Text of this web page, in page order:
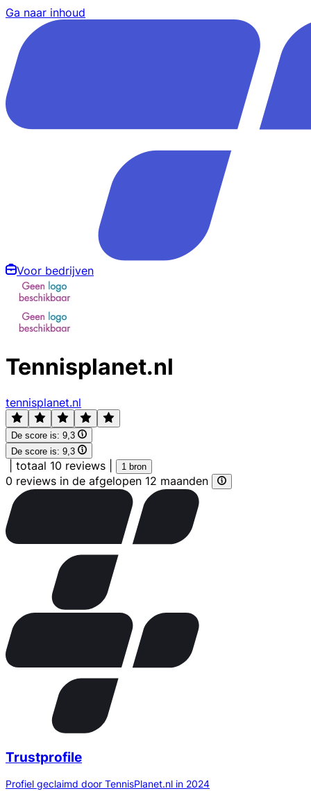
Ga naar inhoud
Voor bedrijven
Tennisplanet.nl
tennisplanet.nl
De score is: 9,3
De score is: 9,3
totaal 10 reviews 1 bron
0 reviews in de afgelopen 12 maanden
Trustprofile
Profiel geclaimd door TennisPlanet.nl in 2024